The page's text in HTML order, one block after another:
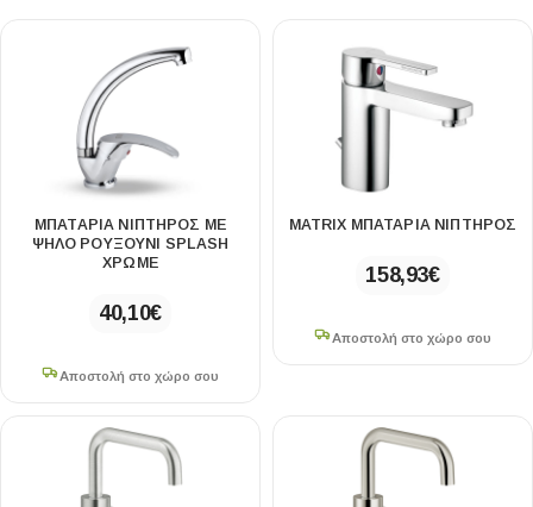
ΜΠΑΤΑΡΙΑ ΝΙΠΤΗΡΟΣ ΜΕ
ΨΗΛΟ ΡΟΥΞΟΥΝΙ SPLASH
ΧΡΩΜΕ
40,10€
Αποστολή στο χώρο σου
MATRIX ΜΠΑΤΑΡΙΑ ΝΙΠΤΗΡΟΣ
158,93€
Αποστολή στο χώρο σου